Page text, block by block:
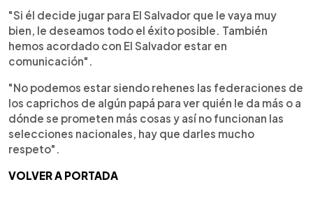
"Si él decide jugar para El Salvador que le vaya muy
bien, le deseamos todo el éxito posible. También
hemos acordado con El Salvador estar en
comunicación".
"No podemos estar siendo rehenes las federaciones de
los caprichos de algún papá para ver quién le da más o a
dónde se prometen más cosas y así no funcionan las
selecciones nacionales, hay que darles mucho
respeto".
VOLVER A PORTADA